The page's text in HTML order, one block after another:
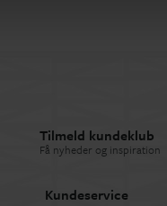
Tilmeld kundeklub
Få nyheder og inspiration
Kundeservice